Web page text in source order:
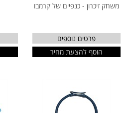
משחק זיכרון - כנפיים של קרמבו
פרטים נוספים
הוסף להצעת מחיר